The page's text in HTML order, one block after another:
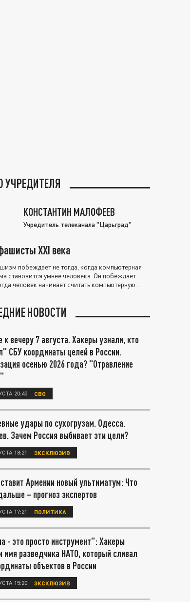
УЧРЕДИТЕЛЯ
КОНСТАНТИН МАЛОФЕЕВ
Учредитель телеканала "Царьград"
XXI века
побеждает не тогда, когда компьютерная
становится умнее человека. Он побеждает
человек начинает считать компьютерную
НОВОСТИ
к вечеру 7 августа. Хакеры узнали, кто
СБУ координаты целей в России.
осенью 2026 года? "Отравление
20:45 СВО
удары по сухогрузам. Одесса.
Зачем Россия выбивает эти цели?
18:21 ЭКСКЛЮЗИВ
Армении новый ультиматум: Что
– прогноз экспертов
17:21 ПОЛИТИКА
- это просто инструмент": Хакеры
имя разведчика НАТО, который сливал
объектов в России
15:20 ЭКСКЛЮЗИВ